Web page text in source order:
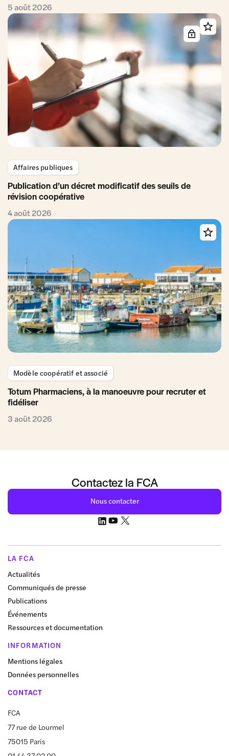
5 août 2026
Affaires publiques
Publication d’un décret modificatif des seuils de
révision coopérative
4 août 2026
Modèle coopératif et associé
Totum Pharmaciens, à la manoeuvre pour recruter et
fidéliser
3 août 2026
Contactez la FCA
Nous contacter
LA FCA
Actualités
Communiqués de presse
Publications
Événements
Ressources et documentation
INFORMATION
Mentions légales
Données personnelles
CONTACT
FCA
77 rue de Lourmel
75015 Paris